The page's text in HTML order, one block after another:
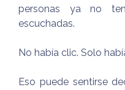
personas ya no
escuchadas.
No había clic. Solo
Eso puede sentirse